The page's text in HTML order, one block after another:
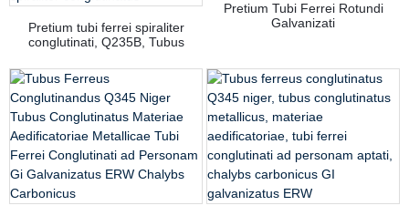
Pretium tubi ferrei spiraliter
conglutinati, Q235B, Tubus
Pretium Tubi Ferrei Rotundi
Galvanizati